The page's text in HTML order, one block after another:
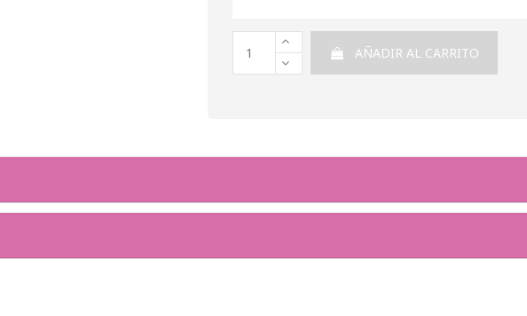
AÑADIR AL CARRITO